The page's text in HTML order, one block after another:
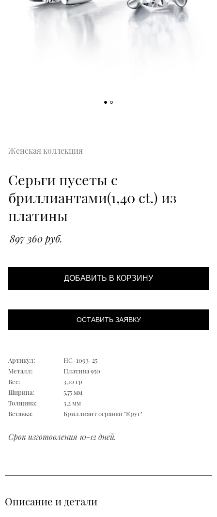
Женская коллекция
Серьги пусеты с
бриллиантами(1,40 ct.) из
платины
897 360 руб.
ДОБАВИТЬ В КОРЗИНУ
ОСТАВИТЬ ЗАЯВКУ
Артикул:
НС-1093-25
Металл:
Платина 950
Вес:
3,10 гр
Ширина:
5,75 мм
Толщина:
3,2 мм
Вставка:
Бриллиант огранки "Круг"
Срок изготовления 10-12 дней.
Описание и детали